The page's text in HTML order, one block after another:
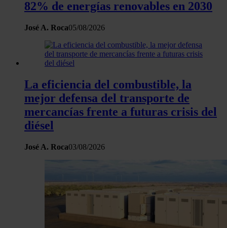
82% de energías renovables en 2030
José A. Roca05/08/2026
La eficiencia del combustible, la
mejor defensa del transporte de
mercancías frente a futuras crisis del
diésel
José A. Roca03/08/2026